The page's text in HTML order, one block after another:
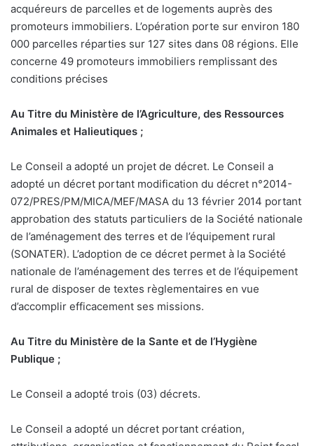
acquéreurs de parcelles et de logements auprès des
promoteurs immobiliers. L’opération porte sur environ 180
000 parcelles réparties sur 127 sites dans 08 régions. Elle
concerne 49 promoteurs immobiliers remplissant des
conditions précises
Au Titre du Ministère de l’Agriculture, des Ressources
Animales et Halieutiques ;
Le Conseil a adopté un projet de décret. Le Conseil a
adopté un décret portant modification du décret n°2014-
072/PRES/PM/MICA/MEF/MASA du 13 février 2014 portant
approbation des statuts particuliers de la Société nationale
de l’aménagement des terres et de l’équipement rural
(SONATER). L’adoption de ce décret permet à la Société
nationale de l’aménagement des terres et de l’équipement
rural de disposer de textes règlementaires en vue
d’accomplir efficacement ses missions.
Au Titre du Ministère de la Sante et de l’Hygiène
Publique ;
Le Conseil a adopté trois (03) décrets.
Le Conseil a adopté un décret portant création,